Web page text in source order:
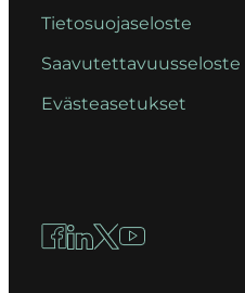
Tietosuojaseloste
Saavutettavuusseloste
Evästeasetukset
Facebook
LinkedIn
X YouTube